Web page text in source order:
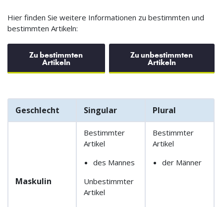
Hier finden Sie weitere Informationen zu bestimmten und
bestimmten Artikeln:
Zu bestimmten
Artikeln
Zu unbestimmten
Artikeln
Geschlecht Singular Plural
Maskulin
Bestimmter
Artikel
des Mannes
Unbestimmter
Artikel
Bestimmter
Artikel
der Männer